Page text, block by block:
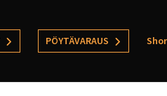
PÖYTÄVARAUS